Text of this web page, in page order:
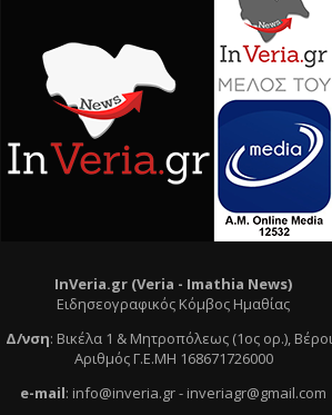
InVeria.gr (Veria - Ιmathia News)
Ειδησεογραφικός Κόμβος Ημαθίας
Δ/νση: Βικέλα 1 & Μητροπόλεως (1ος ορ.),
Αριθμός Γ.Ε.ΜΗ 168671726000
e-mail: info@inveria.gr- inveriagr@gmail.com